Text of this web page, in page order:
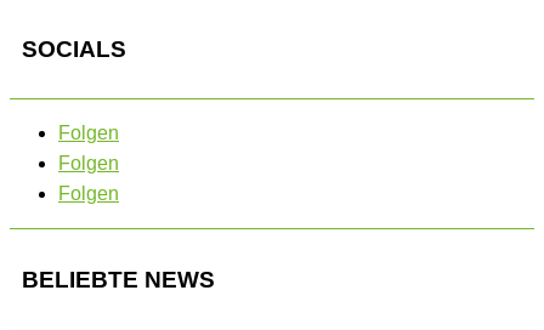
SOCIALS
Folgen
Folgen
Folgen
BELIEBTE NEWS